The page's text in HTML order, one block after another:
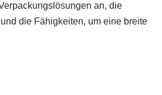
an, die
die Fähigkeiten, um eine breite